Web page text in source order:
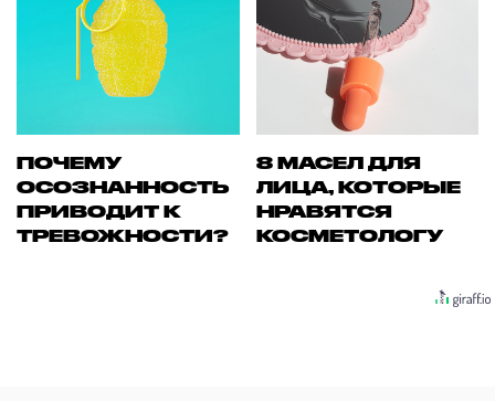
ПОЧЕМУ
ОСОЗНАННОСТЬ
ПРИВОДИТ К
ТРЕВОЖНОСТИ?
8 МАСЕЛ ДЛЯ
ЛИЦА, КОТОРЫЕ
НРАВЯТСЯ
КОСМЕТОЛОГУ